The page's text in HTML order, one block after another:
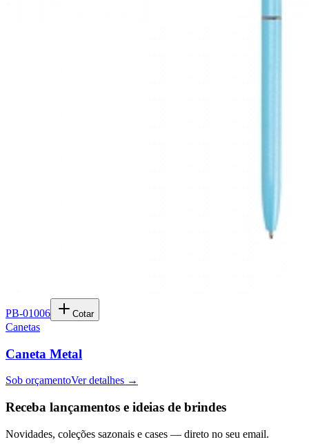
PB-01006 Cotar
Canetas
Caneta Metal
Sob orçamentoVer detalhes →
Receba lançamentos e ideias de brindes
Novidades, coleções sazonais e cases — direto no seu email.